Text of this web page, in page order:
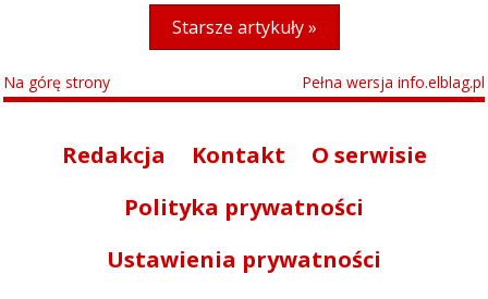
Starsze artykuły »
Na górę strony Pełna wersja info.elblag.pl
Redakcja Kontakt
O serwisie
Polityka prywatności
Ustawienia prywatności